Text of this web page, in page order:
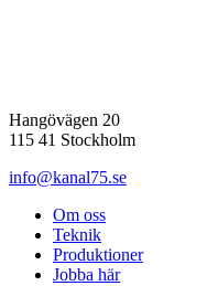
Hangövägen 20
115 41 Stockholm
info@kanal75.se
Om oss
Teknik
Produktioner
Jobba här